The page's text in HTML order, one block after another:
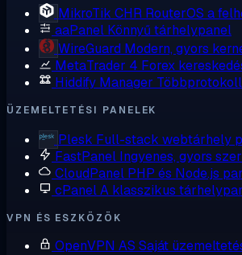
MikroTik CHR RouterOS a
aaPanel Könnyű tárhelypanel
WireGuard Modern, gyors
MetaTrader 4 Forex
Hiddify Manager
ÜZEMELTETÉSI PANELEK
Plesk Full-stack webtárhely
FastPanel Ingyenes, gyors
CloudPanel PHP és Node.js
cPanelA klasszikus
VPN ÉS ESZKÖZÖK
OpenVPN AS Saját